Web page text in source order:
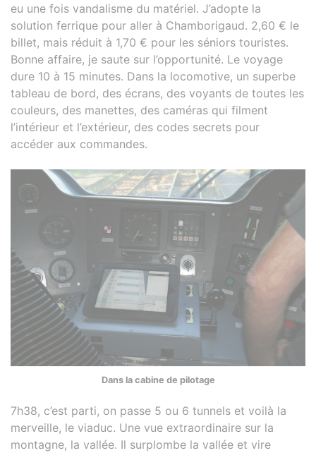
eu une fois vandalisme du matériel. J’adopte la
solution ferrique pour aller à Chamborigaud. 2,60 € le
billet, mais réduit à 1,70 € pour les séniors touristes.
Bonne affaire, je saute sur l’opportunité. Le voyage
dure 10 à 15 minutes. Dans la locomotive, un superbe
tableau de bord, des écrans, des voyants de toutes les
couleurs, des manettes, des caméras qui filment
l’intérieur et l’extérieur, des codes secrets pour
accéder aux commandes.
Dans la cabine de pilotage
7h38, c’est parti, on passe 5 ou 6 tunnels et voilà la
merveille, le viaduc. Une vue extraordinaire sur la
montagne, la vallée. Il surplombe la vallée et vire